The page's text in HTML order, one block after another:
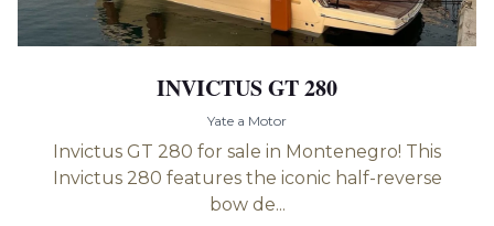
INVICTUS GT 280
Yate a Motor
Invictus GT 280 for sale in Montenegro! This
Invictus 280 features the iconic half-reverse
bow de...